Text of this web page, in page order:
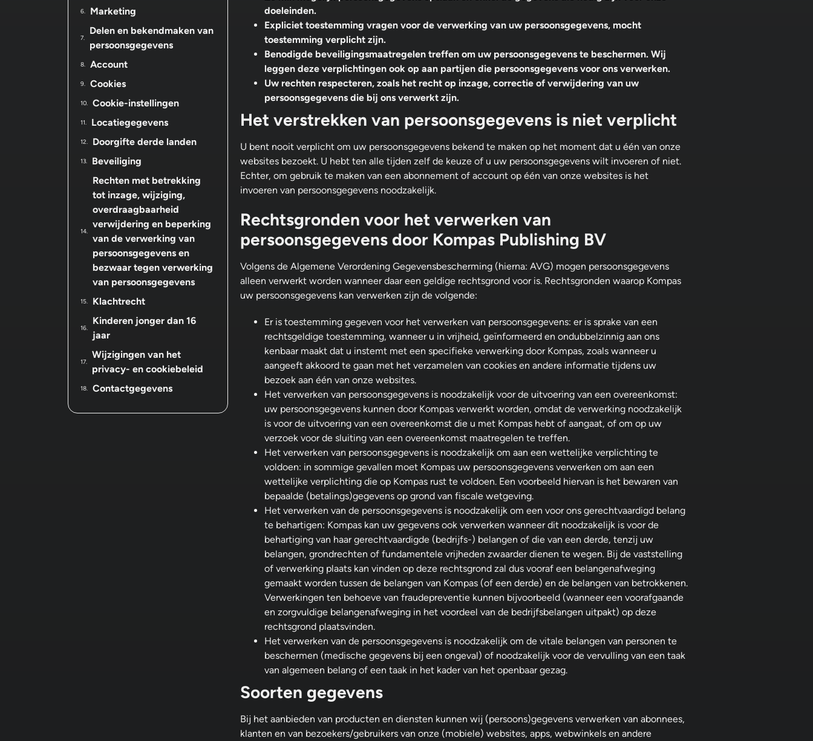
Marketing
Delen en bekendmaken van
persoonsgegevens
Account
Cookies
Cookie-instellingen
Locatiegegevens
Doorgifte derde landen
Beveiliging
Rechten met betrekking
tot inzage, wijziging,
overdraagbaarheid
verwijdering en beperking
van de verwerking van
persoonsgegevens en
bezwaar tegen verwerking
van persoonsgegevens
Klachtrecht
Kinderen jonger dan 16
jaar
Wijzigingen van het
privacy- en cookiebeleid
Contactgegevens
doeleinden.
Expliciet toestemming vragen voor de verwerking van uw persoonsgegevens, mocht
toestemming verplicht zijn.
Benodigde beveiligingsmaatregelen treffen om uw persoonsgegevens te beschermen. Wij
leggen deze verplichtingen ook op aan partijen die persoonsgegevens voor ons verwerken.
Uw rechten respecteren, zoals het recht op inzage, correctie of verwijdering van uw
persoonsgegevens die bij ons verwerkt zijn.
Het verstrekken van persoonsgegevens is niet verplicht
U bent nooit verplicht om uw persoonsgegevens bekend te maken op het moment dat u één van onze
websites bezoekt. U hebt ten alle tijden zelf de keuze of u uw persoonsgegevens wilt invoeren of niet.
Echter, om gebruik te maken van een abonnement of account op één van onze websites is het
invoeren van persoonsgegevens noodzakelijk.
Rechtsgronden voor het verwerken van
persoonsgegevens door Kompas Publishing BV
Volgens de Algemene Verordening Gegevensbescherming (hierna: AVG) mogen persoonsgegevens
alleen verwerkt worden wanneer daar een geldige rechtsgrond voor is. Rechtsgronden waarop Kompas
uw persoonsgegevens kan verwerken zijn de volgende:
Er is toestemming gegeven voor het verwerken van persoonsgegevens: er is sprake van een
rechtsgeldige toestemming, wanneer u in vrijheid, geïnformeerd en ondubbelzinnig aan ons
kenbaar maakt dat u instemt met een specifieke verwerking door Kompas, zoals wanneer u
aangeeft akkoord te gaan met het verzamelen van cookies en andere informatie tijdens uw
bezoek aan één van onze websites.
Het verwerken van persoonsgegevens is noodzakelijk voor de uitvoering van een overeenkomst:
uw persoonsgegevens kunnen door Kompas verwerkt worden, omdat de verwerking noodzakelijk
is voor de uitvoering van een overeenkomst die u met Kompas hebt of aangaat, of om op uw
verzoek voor de sluiting van een overeenkomst maatregelen te treffen.
Het verwerken van persoonsgegevens is noodzakelijk om aan een wettelijke verplichting te
voldoen: in sommige gevallen moet Kompas uw persoonsgegevens verwerken om aan een
wettelijke verplichting die op Kompas rust te voldoen. Een voorbeeld hiervan is het bewaren van
bepaalde (betalings)gegevens op grond van fiscale wetgeving.
Het verwerken van de persoonsgegevens is noodzakelijk om een voor ons gerechtvaardigd belang
te behartigen: Kompas kan uw gegevens ook verwerken wanneer dit noodzakelijk is voor de
behartiging van haar gerechtvaardigde (bedrijfs-) belangen of die van een derde, tenzij uw
belangen, grondrechten of fundamentele vrijheden zwaarder dienen te wegen. Bij de vaststelling
of verwerking plaats kan vinden op deze rechtsgrond zal dus vooraf een belangenafweging
gemaakt worden tussen de belangen van Kompas (of een derde) en de belangen van betrokkenen.
Verwerkingen ten behoeve van fraudepreventie kunnen bijvoorbeeld (wanneer een voorafgaande
en zorgvuldige belangenafweging in het voordeel van de bedrijfsbelangen uitpakt) op deze
rechtsgrond plaatsvinden.
Het verwerken van de persoonsgegevens is noodzakelijk om de vitale belangen van personen te
beschermen (medische gegevens bij een ongeval) of noodzakelijk voor de vervulling van een taak
van algemeen belang of een taak in het kader van het openbaar gezag.
Soorten gegevens
Bij het aanbieden van producten en diensten kunnen wij (persoons)gegevens verwerken van abonnees,
klanten en van bezoekers/gebruikers van onze (mobiele) websites, apps, webwinkels en andere